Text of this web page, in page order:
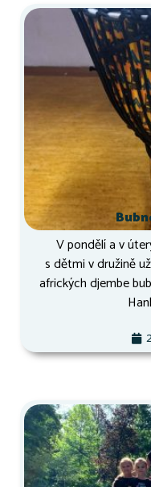
V pondělí a v
s dětmi v družině
afrických djembe